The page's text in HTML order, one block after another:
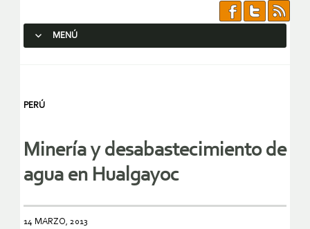
MENÚ
PERÚ
Minería y desabastecimiento de
agua en Hualgayoc
14 MARZO, 2013